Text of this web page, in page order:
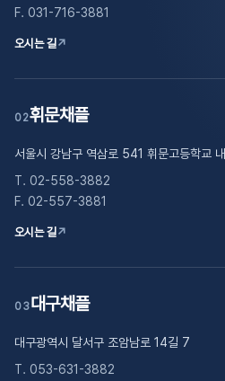
F. 031-716-3881
오시는 길↗
02휘문채플
서울시 강남구 역삼로 541 휘문고등학교 내
T. 02-558-3882
F. 02-557-3881
오시는 길↗
03대구채플
대구광역시 달서구 조암남로 14길 7
T. 053-631-3882